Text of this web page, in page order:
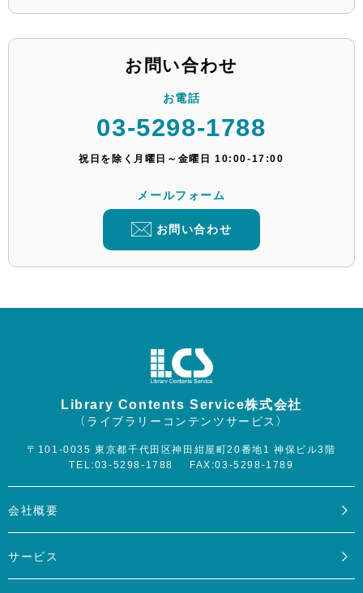
お問い合わせ
お電話
03-5298-1788
祝日を除く月曜日～金曜日 10:00-17:00
メールフォーム
お問い合わせ
Library Contents Service株式会社
（ライブラリーコンテンツサービス）
〒101-0035 東京都千代田区神田紺屋町20番地1 神保ビル3階
TEL:03-5298-1788
FAX:03-5298-1789
会社概要
サービス